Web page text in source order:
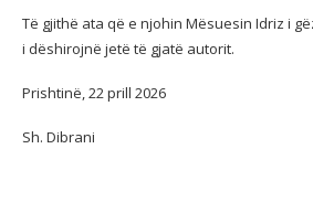
Të gjithë ata që e njohin Mësuesin Idriz i
i dëshirojnë jetë të gjatë autorit.
Prishtinë, 22 prill 2026
Sh. Dibrani